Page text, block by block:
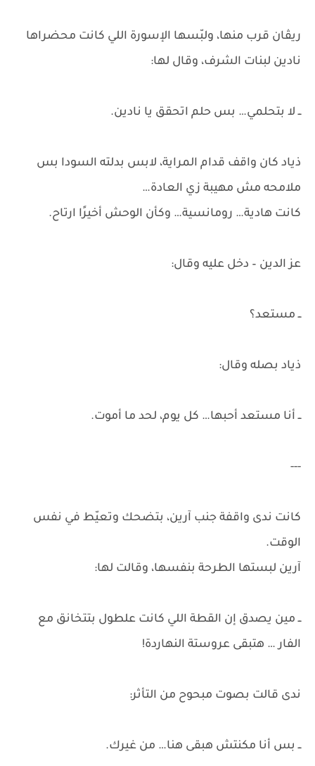
ريڤان قرب منها، ولبّسها الإسورة اللي كانت محضراها
نادين لبنات الشرف، وقال لها:
ــ لا بتحلمي… بس حلم اتحقق يا نادين.
ذياد كان واقف قدام المراية، لابس بدلته السودا بس
ملامحه مش مهيبة زي العادة…
كانت هادية… رومانسية… وكأن الوحش أخيرًا ارتاح.
عز الدين – دخل عليه وقال:
ــ مستعد؟
ذياد بصله وقال:
ــ أنا مستعد أحبها… كل يوم، لحد ما أموت.
---
كانت ندى واقفة جنب آرين، بتضحك وتعيّط في نفس
الوقت.
آرين لبستها الطرحة بنفسها، وقالت لها:
ــ مين يصدق إن القطة اللي كانت علطول بتتخانق مع
الفار … هتبقى عروستة النهاردة!
ندى قالت بصوت مبحوح من التأثر:
ــ بس أنا مكنتش هبقى هنا… من غيرك.